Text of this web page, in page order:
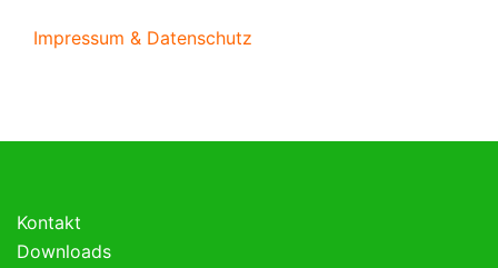
Impressum & Datenschutz
Kontakt
Downloads